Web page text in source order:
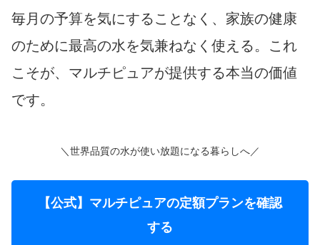
毎月の予算を気にすることなく、家族の健康
のために最高の水を気兼ねなく使える。これ
こそが、マルチピュアが提供する本当の価値
です。
＼世界品質の水が使い放題になる暮らしへ／
【公式】マルチピュアの定額プランを確認
する